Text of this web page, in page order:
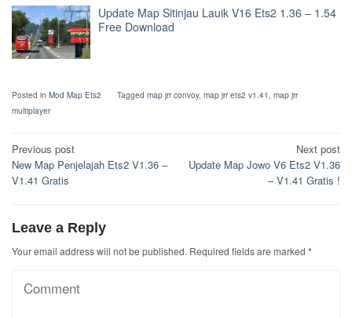
Update Map Sitinjau Lauik V16 Ets2 1.36 – 1.54
Free Download
Posted in Mod Map Ets2 Tagged map jrr convoy, map jrr ets2 v1.41 map jrr
multiplayer
Post
navigation
Previous post
New Map Penjelajah Ets2 V1.36 –
V1.41 Gratis
Next post
Update Map Jowo V6 Ets2 V1.36
– V1.41 Gratis !
Leave a Reply
Your email address will not be published. Required fields are marked *